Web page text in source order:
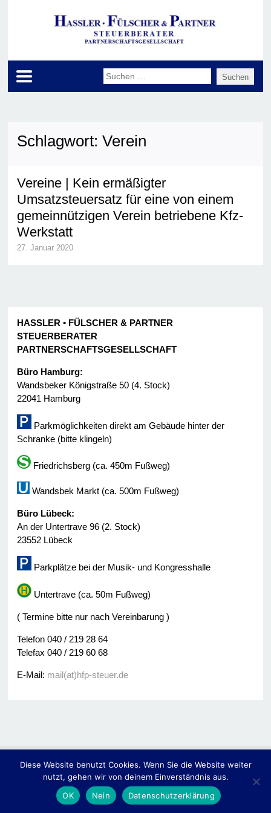
Schlagwort:Verein
Vereine | Kein ermäßigter
Umsatzsteuersatz für eine von einem
gemeinnützigen Verein betriebene Kfz-
Werkstatt
27. Januar 2020
HASSLER • FÜLSCHER & PARTNER
STEUERBERATER
PARTNERSCHAFTSGESELLSCHAFT
Büro Hamburg:
Wandsbeker Königstraße 50 (4. Stock)
22041 Hamburg
Parkmöglichkeiten direkt am Gebäude hinter der
Schranke (bitte klingeln)
Friedrichsberg (ca. 450m Fußweg)
Wandsbek Markt (ca. 500m Fußweg)
Büro Lübeck:
An der Untertrave 96 (2. Stock)
23552 Lübeck
Parkplätze bei der Musik- und Kongresshalle
Untertrave (ca. 50m Fußweg)
( Termine bitte nur nach Vereinbarung )
Telefon 040 / 219 28 64
Telefax 040 / 219 60 68
E-Mail: mail(at)hfp-steuer.de
© 2014Hassler • Fülscher & Partner -Steuerberater-
Impressum Kontakt Datenschutzerklärung
Diese Website benutzt Cookies. Wenn Sie die Website weiter
nutzt, gehen wir von deinem Einverständnis aus.
OK
Nein Datenschutzerklärung